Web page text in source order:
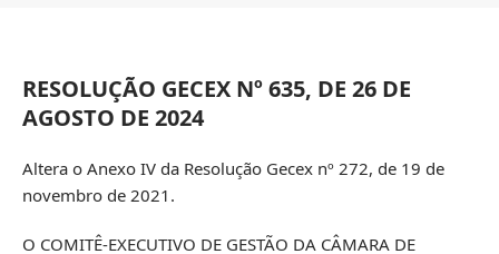
RESOLUÇÃO GECEX Nº 635, DE 26 DE
AGOSTO DE 2024
Altera o Anexo IV da Resolução Gecex nº 272, de 19 de
novembro de 2021.
O COMITÊ-EXECUTIVO DE GESTÃO DA CÂMARA DE